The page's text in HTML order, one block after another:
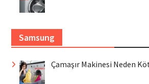
Samsung
Çamaşır Makinesi Neden